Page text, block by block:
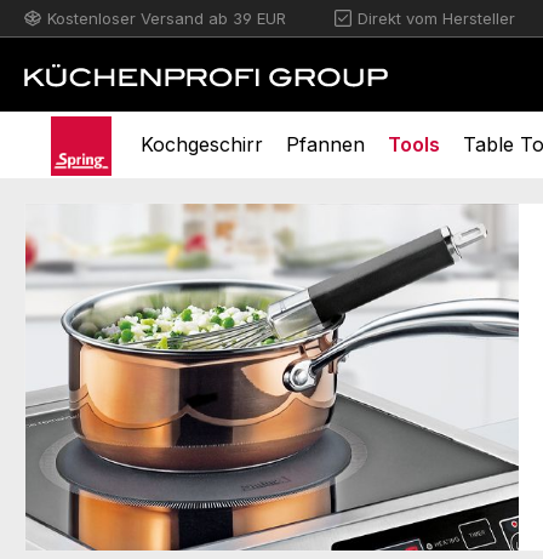
Hauptinhalt springen
Zur Suche springen
Zur Hauptnavigation springen
Kostenloser Versand ab 39 EUR Direkt vom Hersteller
Kochgeschirr Pfannen Tools Table